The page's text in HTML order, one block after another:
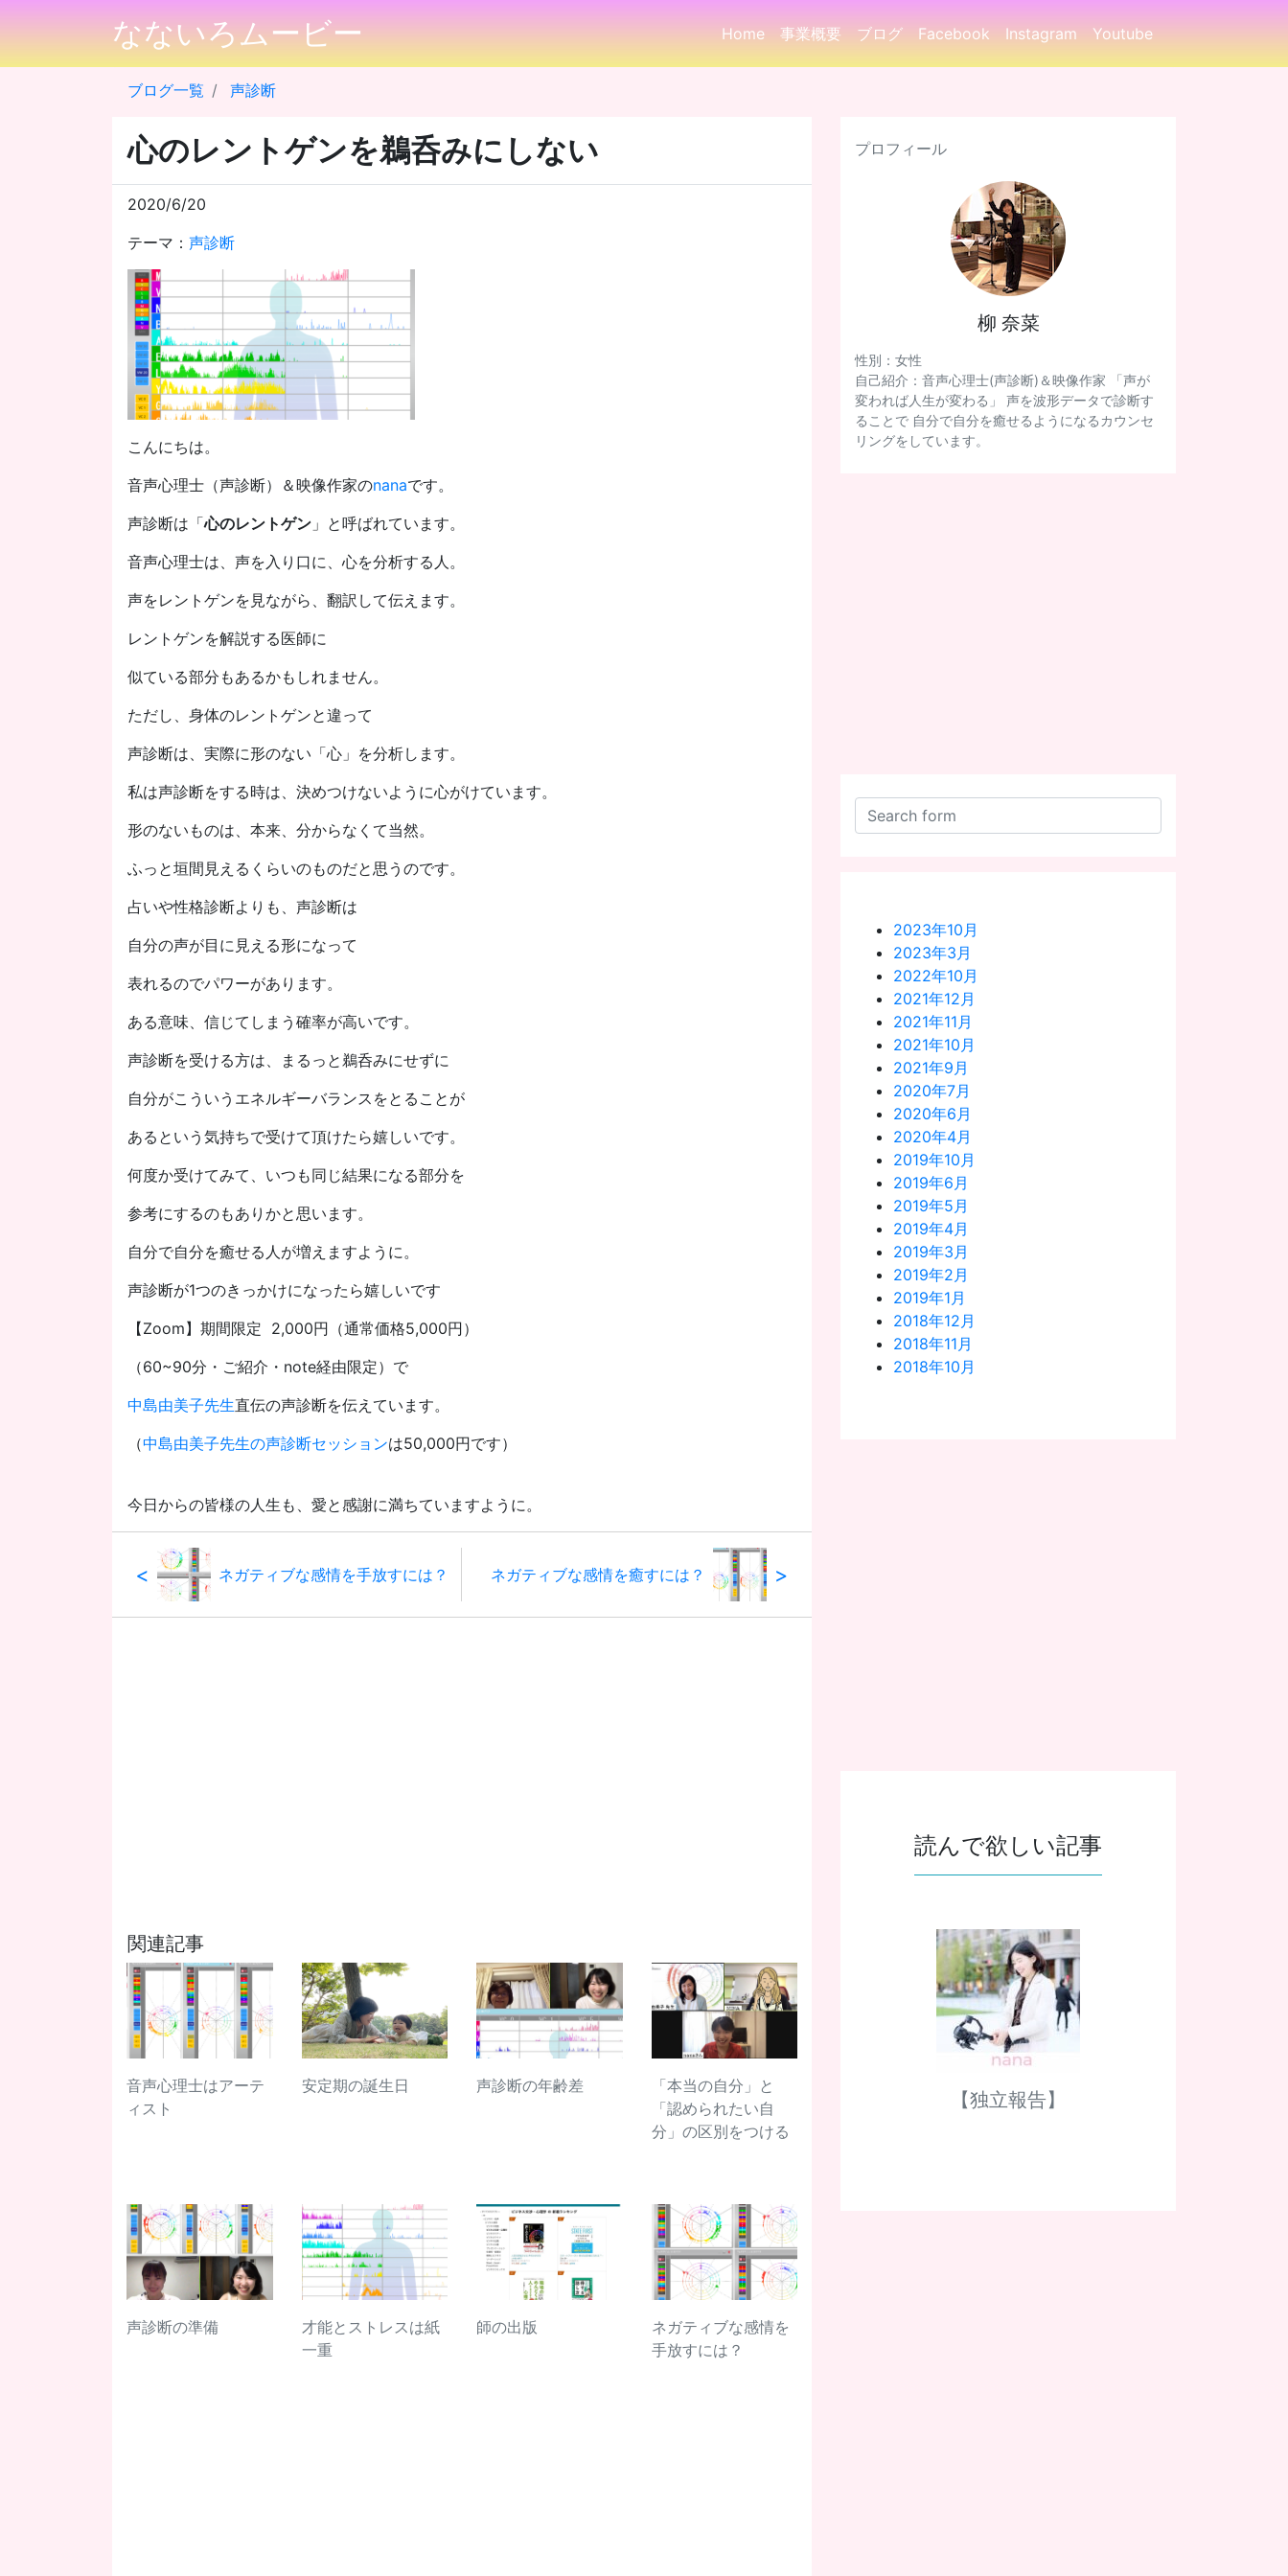
なないろムービー Home 事業概要 ブログ Facebook Instagram Youtube
ブログ一覧 声診断
心のレントゲンを鵜呑みにしない
2020/6/20
テーマ： 声診断
こんにちは。
音声心理士（声診断）＆映像作家のnanaです。
声診断は「心のレントゲン 」と呼ばれています。
音声心理士は、声を入り口に、心を分析する人。
声をレントゲンを見ながら、翻訳して伝えます。
レントゲンを解説する医師に
似ている部分もあるかもしれません。
ただし、身体のレントゲンと違って
声診断は、実際に形のない「心」を分析します。
私は声診断をする時は、決めつけないように心がけています。
形のないものは、本来、分からなくて当然。
ふっと垣間見えるくらいのものだと思うのです。
占いや性格診断よりも、声診断は
自分の声が目に見える形になって
表れるのでパワーがあります。
ある意味、信じてしまう確率が高いです。
声診断を受ける方は、まるっと鵜呑みにせずに
自分がこういうエネルギーバランスをとることが
あるという気持ちで受けて頂けたら嬉しいです。
何度か受けてみて、いつも同じ結果になる部分を
参考にするのもありかと思います。
自分で自分を癒せる人が増えますように。
声診断が1つのきっかけになったら嬉しいです
【Zoom】期間限定 2,000円（通常価格5,000円）
（60~90分・ご紹介・note経由限定）で
中島由美子先生直伝の声診断を伝えています。
（中島由美子先生の声診断セッションは50,000円です）
今日からの皆様の人生も、愛と感謝に満ちていますように。
< ネガティブな感情を手放すには？ ネガティブな感情を癒すには？ >
関連記事
音声心理士はアーテ
ィスト
安定期の誕生日 声診断の年齢差
「本当の自分」と
「認められたい自
分」の区別をつける
声診断の準備
才能とストレスは紙
一重
師の出版
ネガティブな感情を
手放すには？
プロフィール
柳 奈菜
性別：女性
自己紹介：音声心理士(声診断)＆映像作家 「声が
変われば人生が変わる」 声を波形データで診断す
ることで 自分で自分を癒せるようになるカウンセ
リングをしています。
2023年10月
2023年3月
2022年10月
2021年12月
2021年11月
2021年10月
2021年9月
2020年7月
2020年6月
2020年4月
2019年10月
2019年6月
2019年5月
2019年4月
2019年3月
2019年2月
2019年1月
2018年12月
2018年11月
2018年10月
読んで欲しい記事
【独立報告】